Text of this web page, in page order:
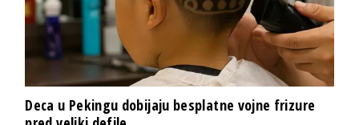
Deca u Pekingu dobijaju besplatne vojne frizure